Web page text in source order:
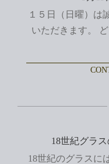
１５日（日曜）は
いただきます。
18世紀グラ
18世紀のグラスに